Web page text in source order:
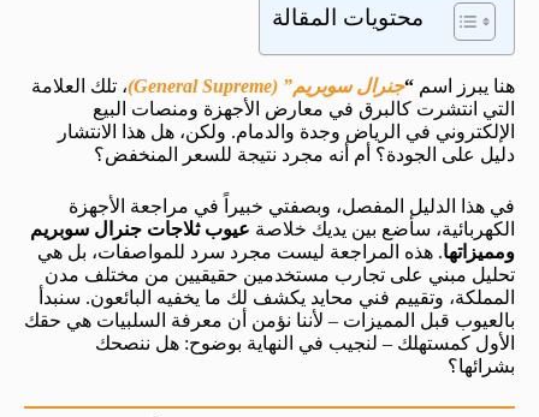
محتويات المقالة
هنا يبرز اسم “جنرال سوبريم” (General Supreme)
، تلك العلامة
التي انتشرت كالبرق في معارض الأجهزة ومنصات البيع
الإلكتروني في الرياض وجدة والدمام. ولكن، هل هذا الانتشار
دليل على الجودة؟ أم أنه مجرد نتيجة للسعر المنخفض؟
في هذا الدليل المفصل، وبصفتي خبيراً في مراجعة الأجهزة
الكهربائية، سأضع بين يديك خلاصة عيوب ثلاجات جنرال سوبريم
ومميزاتها. هذه المراجعة ليست مجرد سرد للمواصفات، بل هي
تحليل مبني على تجارب مستخدمين حقيقيين من مختلف مدن
المملكة، وتقييم فني محايد يكشف لك ما يخفيه البائعون. سنبدأ
بالعيوب قبل المميزات – لأننا نؤمن أن معرفة السلبيات هي حقك
الأول كمستهلك – لنجيب في النهاية بوضوح: هل ننصحك
بشرائها؟